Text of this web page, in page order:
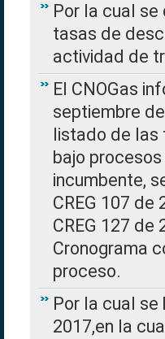
Por la cual
tasas de
actividad de
El CNOGas
septiembre
listado de las
bajo
incumbente,
CREG 107
CREG 127 de
Cronograma
proceso.
Por la cual se
2017,en la